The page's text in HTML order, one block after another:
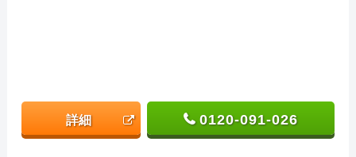
詳細 0120-091-026